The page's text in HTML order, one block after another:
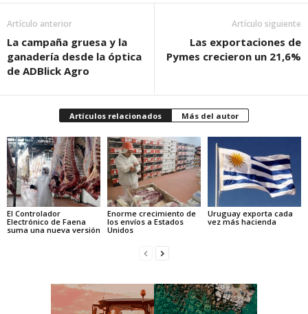
Artículo anterior
La campaña gruesa y la
ganadería desde la óptica
de ADBlick Agro
Artículo siguiente
Las exportaciones de
Pymes crecieron un 21,6%
Artículos relacionados Más del autor
El Controlador
Electrónico de Faena
suma una nueva versión
Enorme crecimiento de
los envíos a Estados
Unidos
Uruguay exporta cada
vez más hacienda